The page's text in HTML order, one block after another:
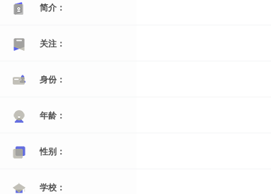
简介：
关注：
身份：
年龄：
性别：
学校：